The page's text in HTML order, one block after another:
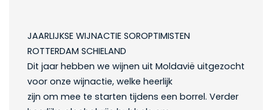
JAARLIJKSE WIJNACTIE SOROPTIMISTEN
ROTTERDAM SCHIELAND
Dit jaar hebben we wijnen uit Moldavië uitgezocht
voor onze wijnactie, welke heerlijk
zijn om mee te starten tijdens een borrel. Verder